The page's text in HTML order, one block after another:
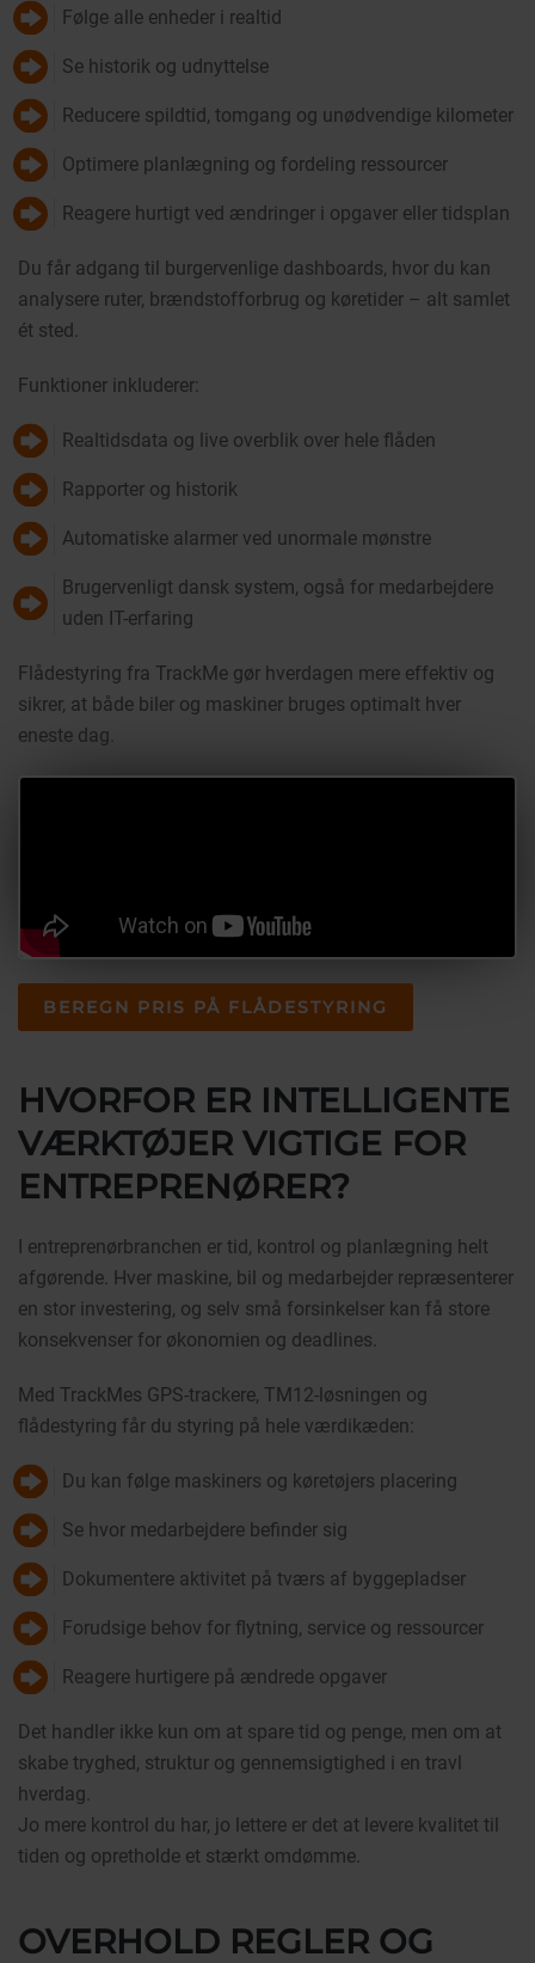
Følge alle enheder i realtid
Se historik og udnyttelse
Reducere spildtid, tomgang og unødvendige kilometer
Optimere planlægning og fordeling ressourcer
Reagere hurtigt ved ændringer i opgaver eller tidsplan
Du får adgang til burgervenlige dashboards, hvor du kan
analysere ruter, brændstofforbrug og køretider – alt samlet
ét sted.
Funktioner inkluderer:
Realtidsdata og live overblik over hele flåden
Rapporter og historik
Automatiske alarmer ved unormale mønstre
Brugervenligt dansk system, også for medarbejdere
uden IT-erfaring
Flådestyring fra TrackMe gør hverdagen mere effektiv og
sikrer, at både biler og maskiner bruges optimalt hver
eneste dag.
BEREGN PRIS PÅ FLÅDESTYRING
HVORFOR ER INTELLIGENTE
VÆRKTØJER VIGTIGE FOR
ENTREPRENØRER?
I entreprenørbranchen er tid, kontrol og planlægning helt
afgørende. Hver maskine, bil og medarbejder repræsenterer
en stor investering, og selv små forsinkelser kan få store
konsekvenser for økonomien og deadlines.
Med TrackMes GPS-trackere, TM12-løsningen og
flådestyring får du styring på hele værdikæden:
Du kan følge maskiners og køretøjers placering
Se hvor medarbejdere befinder sig
Dokumentere aktivitet på tværs af byggepladser
Forudsige behov for flytning, service og ressourcer
Reagere hurtigere på ændrede opgaver
Det handler ikke kun om at spare tid og penge, men om at
skabe tryghed, struktur og gennemsigtighed i en travl
hverdag.
Jo mere kontrol du har, jo lettere er det at levere kvalitet til
tiden og opretholde et stærkt omdømme.
OVERHOLD REGLER OG